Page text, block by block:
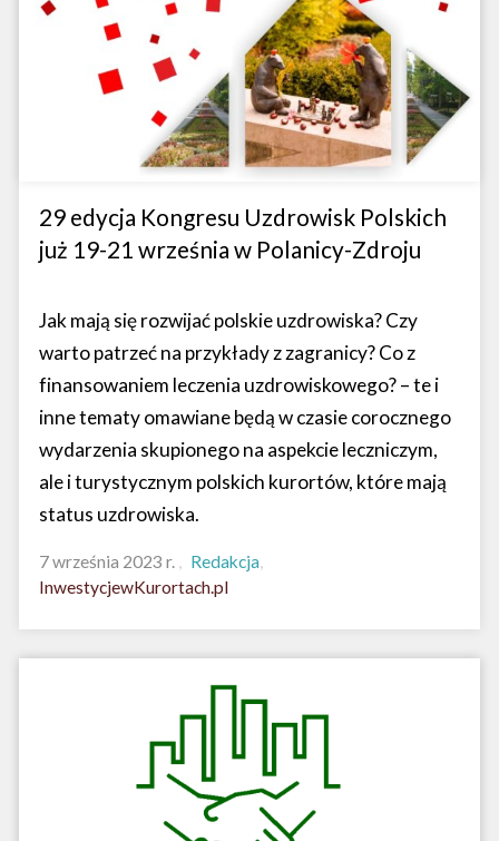
29 edycja Kongresu Uzdrowisk Polskich
już 19-21 września w Polanicy-Zdroju
Jak mają się rozwijać polskie uzdrowiska? Czy
warto patrzeć na przykłady z zagranicy? Co z
finansowaniem leczenia uzdrowiskowego? – te i
inne tematy omawiane będą w czasie corocznego
wydarzenia skupionego na aspekcie leczniczym,
ale i turystycznym polskich kurortów, które mają
status uzdrowiska.
7 września 2023 r.
Redakcja
InwestycjewKurortach.pl